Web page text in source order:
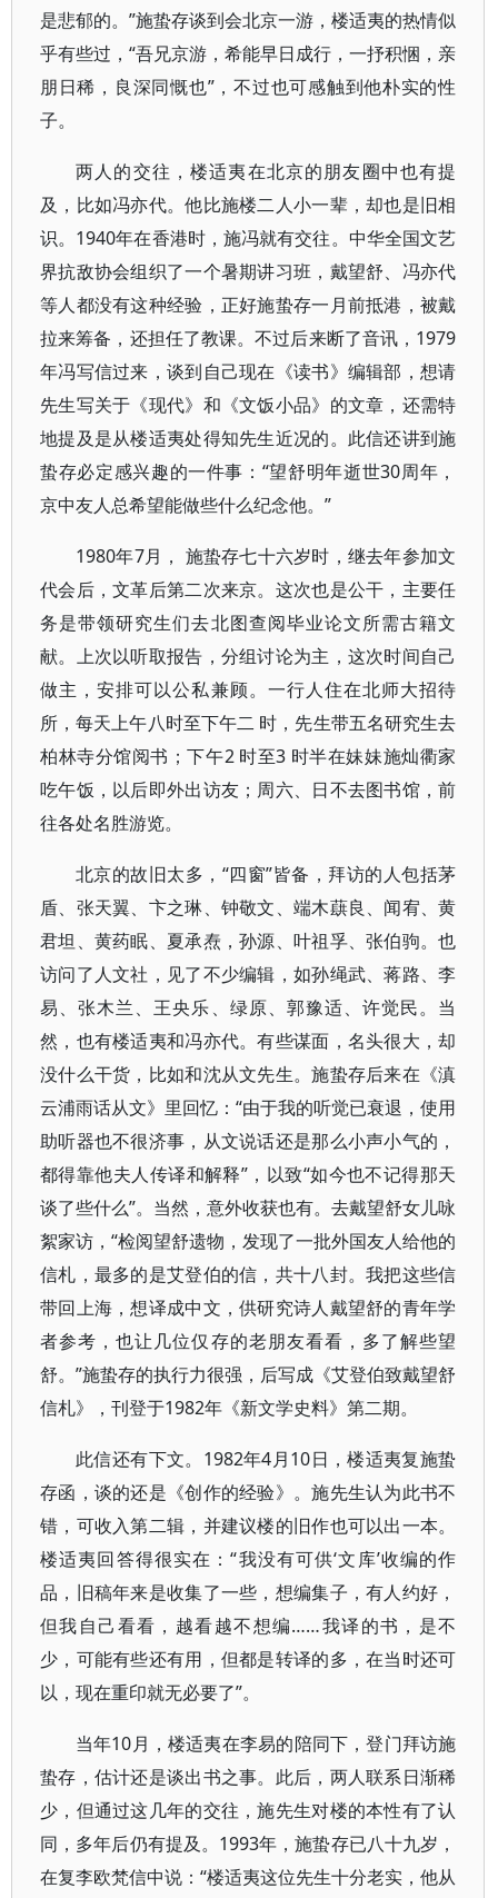
是悲郁的。”施蛰存谈到会北京一游，楼适夷的热情似
乎有些过，“吾兄京游，希能早日成行，一抒积悃，亲
朋日稀，良深同慨也”，不过也可感触到他朴实的性
子。
两人的交往，楼适夷在北京的朋友圈中也有提
及，比如冯亦代。他比施楼二人小一辈，却也是旧相
识。1940年在香港时，施冯就有交往。中华全国文艺
界抗敌协会组织了一个暑期讲习班，戴望舒、冯亦代
等人都没有这种经验，正好施蛰存一月前抵港，被戴
拉来筹备，还担任了教课。不过后来断了音讯，1979
年冯写信过来，谈到自己现在《读书》编辑部，想请
先生写关于《现代》和《文饭小品》的文章，还需特
地提及是从楼适夷处得知先生近况的。此信还讲到施
蛰存必定感兴趣的一件事：“望舒明年逝世30周年，
京中友人总希望能做些什么纪念他。”
1980年7月， 施蛰存七十六岁时，继去年参加文
代会后，文革后第二次来京。这次也是公干，主要任
务是带领研究生们去北图查阅毕业论文所需古籍文
献。上次以听取报告，分组讨论为主，这次时间自己
做主，安排可以公私兼顾。一行人住在北师大招待
所，每天上午八时至下午二 时，先生带五名研究生去
柏林寺分馆阅书；下午2 时至3 时半在妹妹施灿衢家
吃午饭，以后即外出访友；周六、日不去图书馆，前
往各处名胜游览。
北京的故旧太多，“四窗”皆备，拜访的人包括茅
盾、张天翼、卞之琳、钟敬文、端木蕻良、闻宥、黄
君坦、黄药眠、夏承焘，孙源、叶祖孚、张伯驹。也
访问了人文社，见了不少编辑，如孙绳武、蒋路、李
易、张木兰、王央乐、绿原、郭豫适、许觉民。当
然，也有楼适夷和冯亦代。有些谋面，名头很大，却
没什么干货，比如和沈从文先生。施蛰存后来在《滇
云浦雨话从文》里回忆：“由于我的听觉已衰退，使用
助听器也不很济事，从文说话还是那么小声小气的，
都得靠他夫人传译和解释”，以致“如今也不记得那天
谈了些什么”。当然，意外收获也有。去戴望舒女儿咏
絮家访，“检阅望舒遗物，发现了一批外国友人给他的
信札，最多的是艾登伯的信，共十八封。我把这些信
带回上海，想译成中文，供研究诗人戴望舒的青年学
者参考，也让几位仅存的老朋友看看，多了解些望
舒。”施蛰存的执行力很强，后写成《艾登伯致戴望舒
信札》，刊登于1982年《新文学史料》第二期。
此信还有下文。1982年4月10日，楼适夷复施蛰
存函，谈的还是《创作的经验》。施先生认为此书不
错，可收入第二辑，并建议楼的旧作也可以出一本。
楼适夷回答得很实在：“我没有可供‘文库’收编的作
品，旧稿年来是收集了一些，想编集子，有人约好，
但我自己看看，越看越不想编……我译的书，是不
少，可能有些还有用，但都是转译的多，在当时还可
以，现在重印就无必要了”。
当年10月，楼适夷在李易的陪同下，登门拜访施
蛰存，估计还是谈出书之事。此后，两人联系日渐稀
少，但通过这几年的交往，施先生对楼的本性有了认
同，多年后仍有提及。1993年，施蛰存已八十九岁，
在复李欧梵信中说：“楼适夷这位先生十分老实，他从